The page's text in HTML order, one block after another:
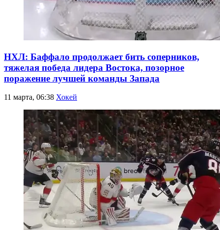
НХЛ: Баффало продолжает бить соперников,
тяжелая победа лидера Востока, позорное
поражение лучшей команды Запада
11 марта, 06:38 Хокей